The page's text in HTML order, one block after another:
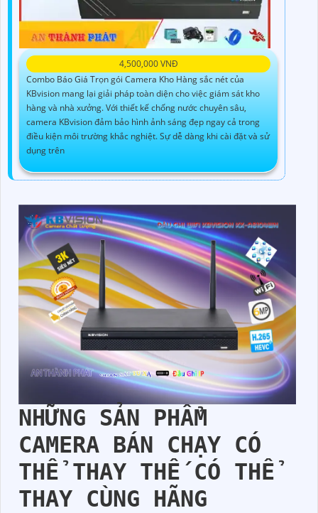
4,500,000 VNĐ
Combo Báo Giá Trọn gói Camera Kho Hàng sắc nét của
KBvision mang lại giải pháp toàn diện cho việc giám sát kho
hàng và nhà xưởng. Với thiết kế chống nước chuyên sâu,
camera KBvision đảm bảo hình ảnh sáng đẹp ngay cả trong
điều kiện môi trường khắc nghiệt. Sự dễ dàng khi cài đặt và sử
dụng trên
NHỮNG SẢN PHẨM
CAMERA BÁN CHẠY CÓ
THỂ THAY THẾ CÓ THỂ
THAY CÙNG HÃNG